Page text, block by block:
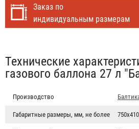
Заказ по
индивидуальным размерам
Табы
Технические
газового баллона 27 л
Производство
Габаритные размеры, мм, не более